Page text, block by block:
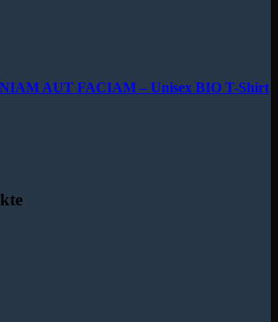
AUT FACIAM – Unisex BIO T-Shirt